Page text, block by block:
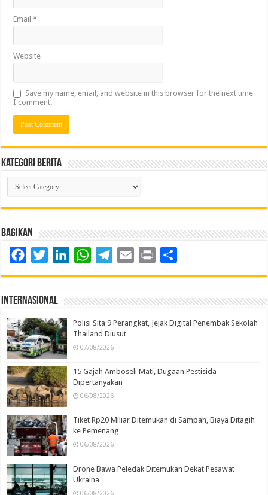
Email*
Website
Save my name, email, and website in this browser for the next time
I comment.
Kategori Berita
Kategori
Berita
Bagikan
FacebookTwitterLinkedInWhatsAppTelegram
Email Print
Internasional
Polisi Sita 9 Perangkat, Jejak Digital Penembak Sekolah
Thailand Diusut
07/08/2026
15 Gajah Amboseli Mati, Dugaan Pestisida
Dipertanyakan
06/08/2026
Tiket Rp20 Miliar Ditemukan di Sampah, Biaya Ditagih
ke Pemenang
06/08/2026
Drone Bawa Peledak Ditemukan Dekat Pesawat
Ukraina
06/08/2026